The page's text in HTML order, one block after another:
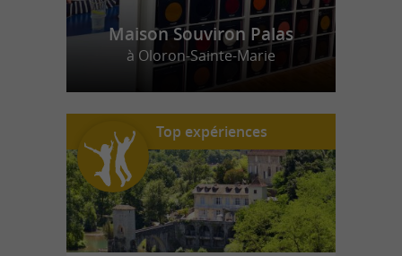
Maison Souviron Palas
à Oloron-Sainte-Marie
Top expériences